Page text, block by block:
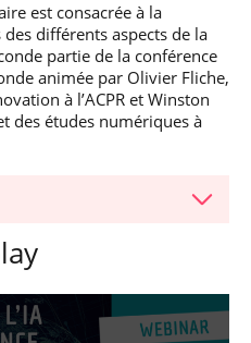
est consacrée à la
différents aspects de la
partie de la conférence
animée par Olivier Fliche,
à l’ACPR et Winston
des études numériques à